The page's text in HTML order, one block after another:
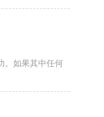
。如果其中任何